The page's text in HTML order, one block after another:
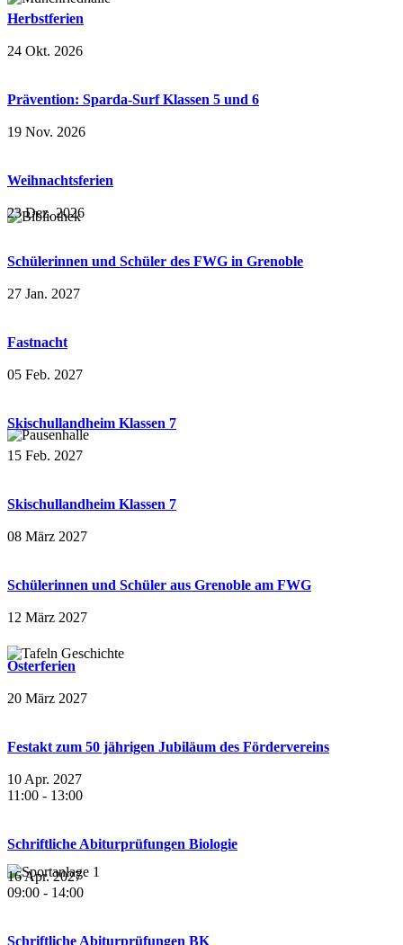
Herbstferien
24 Okt. 2026
Prävention: Sparda-Surf Klassen 5 und 6
19 Nov. 2026
Weihnachtsferien
23 Dez. 2026
Schülerinnen und Schüler des FWG in Grenoble
27 Jan. 2027
Fastnacht
05 Feb. 2027
Skischullandheim Klassen 7
15 Feb. 2027
Skischullandheim Klassen 7
08 März 2027
Schülerinnen und Schüler aus Grenoble am FWG
12 März 2027
Osterferien
20 März 2027
Festakt zum 50 jährigen Jubiläum des Fördervereins
10 Apr. 2027
11:00 - 13:00
Schriftliche Abiturprüfungen Biologie
16 Apr. 2027
09:00 - 14:00
Schriftliche Abiturprüfungen BK